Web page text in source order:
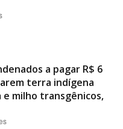
a pagar R$ 6
terra indígena
milho transgênicos,